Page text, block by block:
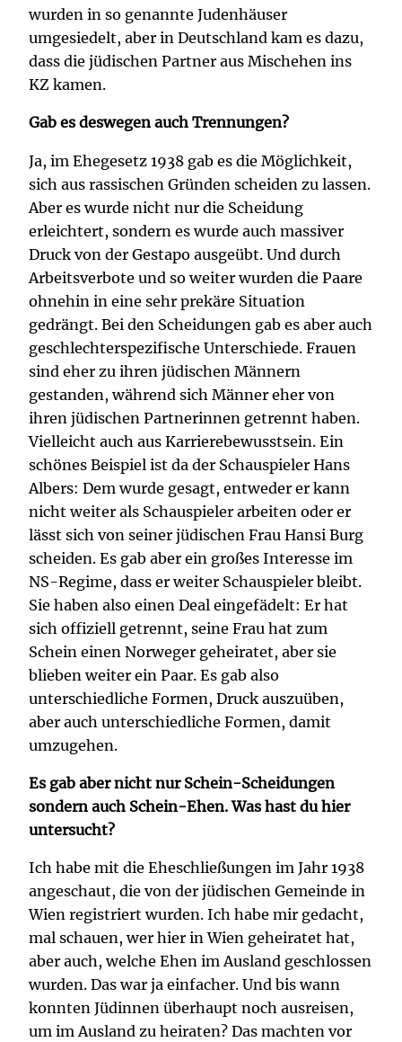
wurden in so genannte Judenhäuser
umgesiedelt, aber in Deutschland kam es dazu,
dass die jüdischen Partner aus Mischehen ins
KZ kamen.
Gab es deswegen auch Trennungen?
Ja, im Ehegesetz 1938 gab es die Möglichkeit,
sich aus rassischen Gründen scheiden zu lassen.
Aber es wurde nicht nur die Scheidung
erleichtert, sondern es wurde auch massiver
Druck von der Gestapo ausgeübt. Und durch
Arbeitsverbote und so weiter wurden die Paare
ohnehin in eine sehr prekäre Situation
gedrängt. Bei den Scheidungen gab es aber auch
geschlechterspezifische Unterschiede. Frauen
sind eher zu ihren jüdischen Männern
gestanden, während sich Männer eher von
ihren jüdischen Partnerinnen getrennt haben.
Vielleicht auch aus Karrierebewusstsein. Ein
schönes Beispiel ist da der Schauspieler Hans
Albers: Dem wurde gesagt, entweder er kann
nicht weiter als Schauspieler arbeiten oder er
lässt sich von seiner jüdischen Frau Hansi Burg
scheiden. Es gab aber ein großes Interesse im
NS-Regime, dass er weiter Schauspieler bleibt.
Sie haben also einen Deal eingefädelt: Er hat
sich offiziell getrennt, seine Frau hat zum
Schein einen Norweger geheiratet, aber sie
blieben weiter ein Paar. Es gab also
unterschiedliche Formen, Druck auszuüben,
aber auch unterschiedliche Formen, damit
umzugehen.
Es gab aber nicht nur Schein-Scheidungen
sondern auch Schein-Ehen. Was hast du hier
untersucht?
Ich habe mit die Eheschließungen im Jahr 1938
angeschaut, die von der jüdischen Gemeinde in
Wien registriert wurden. Ich habe mir gedacht,
mal schauen, wer hier in Wien geheiratet hat,
aber auch, welche Ehen im Ausland geschlossen
wurden. Das war ja einfacher. Und bis wann
konnten Jüdinnen überhaupt noch ausreisen,
um im Ausland zu heiraten? Das machten vor